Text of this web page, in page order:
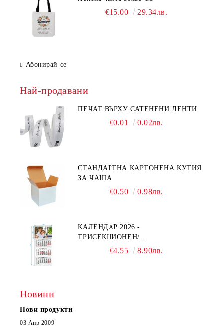
€15.00 29.34лв.
Абонирай се
Най-продавани
ПЕЧАТ ВЪРХУ САТЕНЕНИ ЛЕНТИ
€0.01 0.02лв.
СТАНДАРТНА КАРТОНЕНА КУТИЯ
ЗА ЧАША
€0.50 0.98лв.
КАЛЕНДАР 2026 -
ТРИСЕКЦИОНЕН/
ЕДНОСЕКЦИОНЕН
€4.55 8.90лв.
Новини
Нови продукти
03 Апр 2009